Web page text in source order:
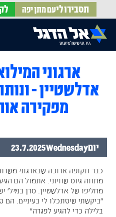
תסבירו ליעם מתן יפה
עלינו
אירועים
חדשות אל הדגל
Open Submenu
עדכונים מהשטח
הופעות בתקשורת
הדעות שלנו
צרו קשר
EN
ארגוני
אדלשטיין -
מפקירה
יוםWednesday
23.7.2025
כבר תקופה ארוכה שבארגוני
מתווה גיוס שוויוני. אתמול הם
מחליפו של אדלשטיין. סרן במיל'
"ביקשתי שיסתכלו לי בעיניים.
בלילה כדי להגיע לפגרה"